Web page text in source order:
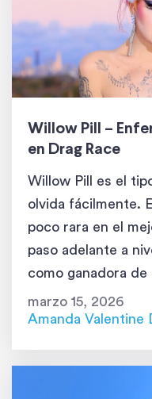
Willow Pill –
en Drag Race
Willow Pill es el
olvida fácilmente.
poco rara en el
paso adelante a
como ganadora de
RuPaul’s Drag
pasarela: la
marzo 15, 2026
Amanda Valentine